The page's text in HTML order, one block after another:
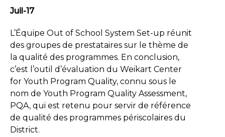
Juil-17
L’Équipe Out of School System Set-up réunit
des groupes de prestataires sur le thème de
la qualité des programmes. En conclusion,
c’est l’outil d’évaluation du Weikart Center
for Youth Program Quality, connu sous le
nom de Youth Program Quality Assessment,
PQA, qui est retenu pour servir de référence
de qualité des programmes périscolaires du
District.